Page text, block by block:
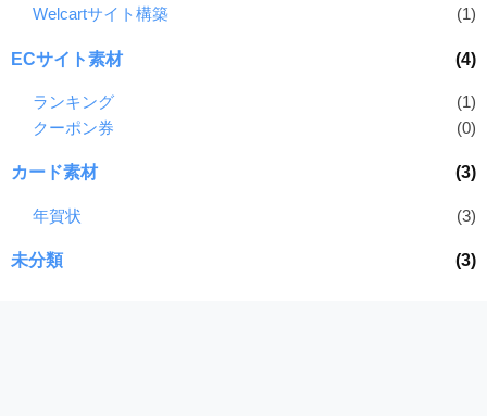
Welcartサイト構築
(1)
ECサイト素材 (4)
ランキング
(1)
クーポン券
(0)
カード素材 (3)
年賀状 (3)
未分類 (3)